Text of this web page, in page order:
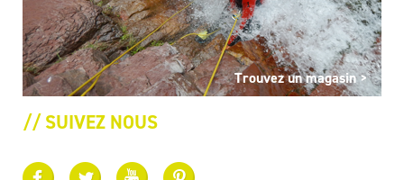
Trouvez un magasin >
// SUIVEZ NOUS